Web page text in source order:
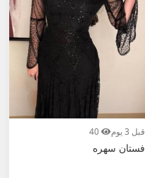
قبل 3 يوم
فستان سهره